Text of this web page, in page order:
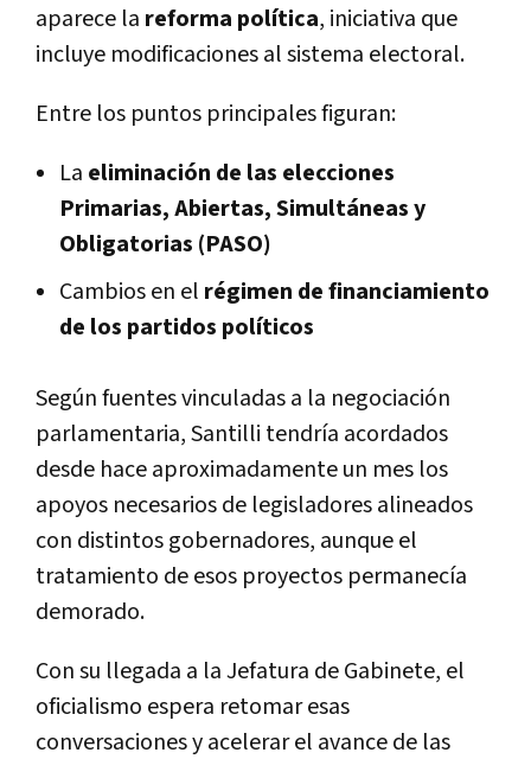
aparece la reforma política, iniciativa que
incluye modificaciones al sistema electoral.
Entre los puntos principales figuran:
La eliminación de las elecciones
Primarias, Abiertas, Simultáneas y
Obligatorias (PASO)
Cambios en el régimen de financiamiento
de los partidos políticos
Según fuentes vinculadas a la negociación
parlamentaria, Santilli tendría acordados
desde hace aproximadamente un mes los
apoyos necesarios de legisladores alineados
con distintos gobernadores, aunque el
tratamiento de esos proyectos permanecía
demorado.
Con su llegada a la Jefatura de Gabinete, el
oficialismo espera retomar esas
conversaciones y acelerar el avance de las